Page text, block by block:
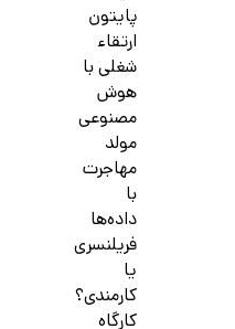
پایتون
ارتقاء
شغلی با
هوش
مصنوعی
مولد
مهاجرت
با
داده‌ها
فریلنسری
یا
کارمندی؟
کارگاه